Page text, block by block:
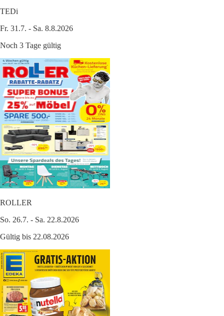
TEDi
Fr. 31.7. - Sa. 8.8.2026
Noch 3 Tage gültig
ROLLER
So. 26.7. - Sa. 22.8.2026
Gültig bis 22.08.2026